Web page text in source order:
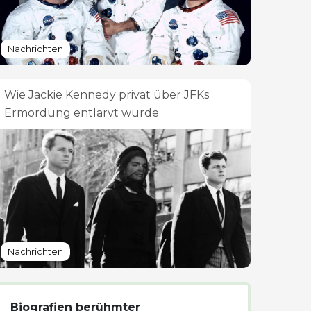
Nachrichten
Wie Jackie Kennedy privat über JFKs
Ermordung entlarvt wurde
Nachrichten
Biografien berühmter